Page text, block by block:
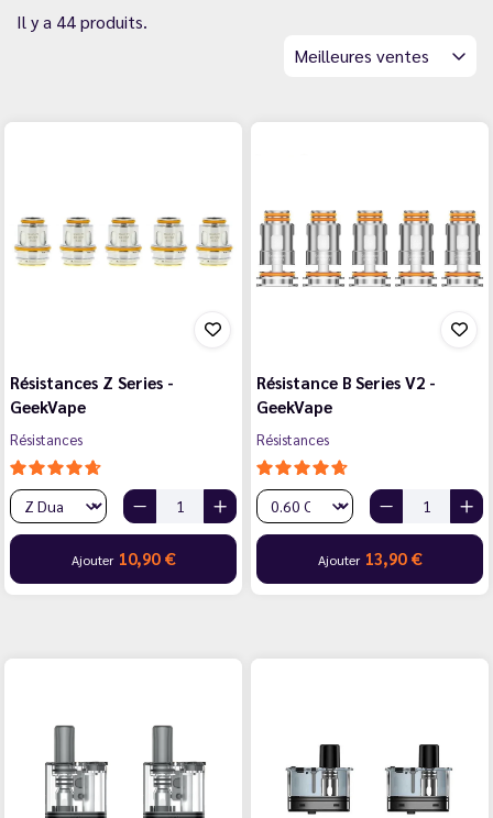
Il y a 44 produits.
Meilleures ventes
Résistances Z Series -
GeekVape
Résistances
Ajouter 10,90 €
Résistance B Series V2 -
GeekVape
Résistances
Ajouter 13,90 €